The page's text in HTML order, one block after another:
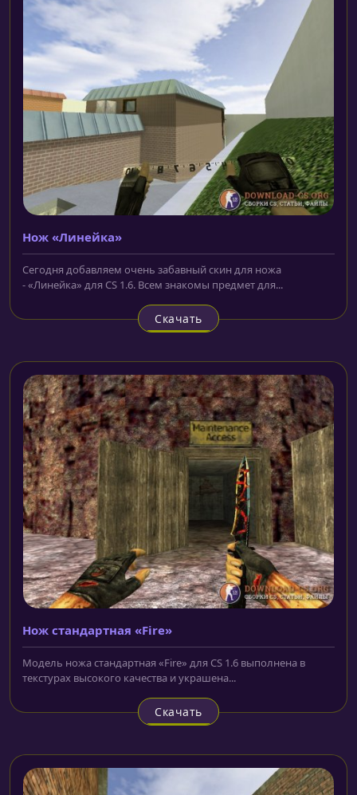
Нож «Линейка»
Сегодня добавляем очень забавный скин для ножа
- «Линейка» для CS 1.6. Всем знакомы предмет для...
Скачать
Нож cтандартная «Fire»
Модель ножа cтандартная «Fire» для CS 1.6 выполнена в
текстурах высокого качества и украшена...
Скачать